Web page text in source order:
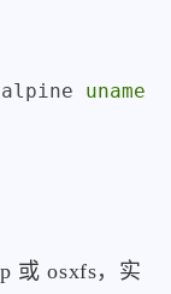
uname
或 osxfs，实